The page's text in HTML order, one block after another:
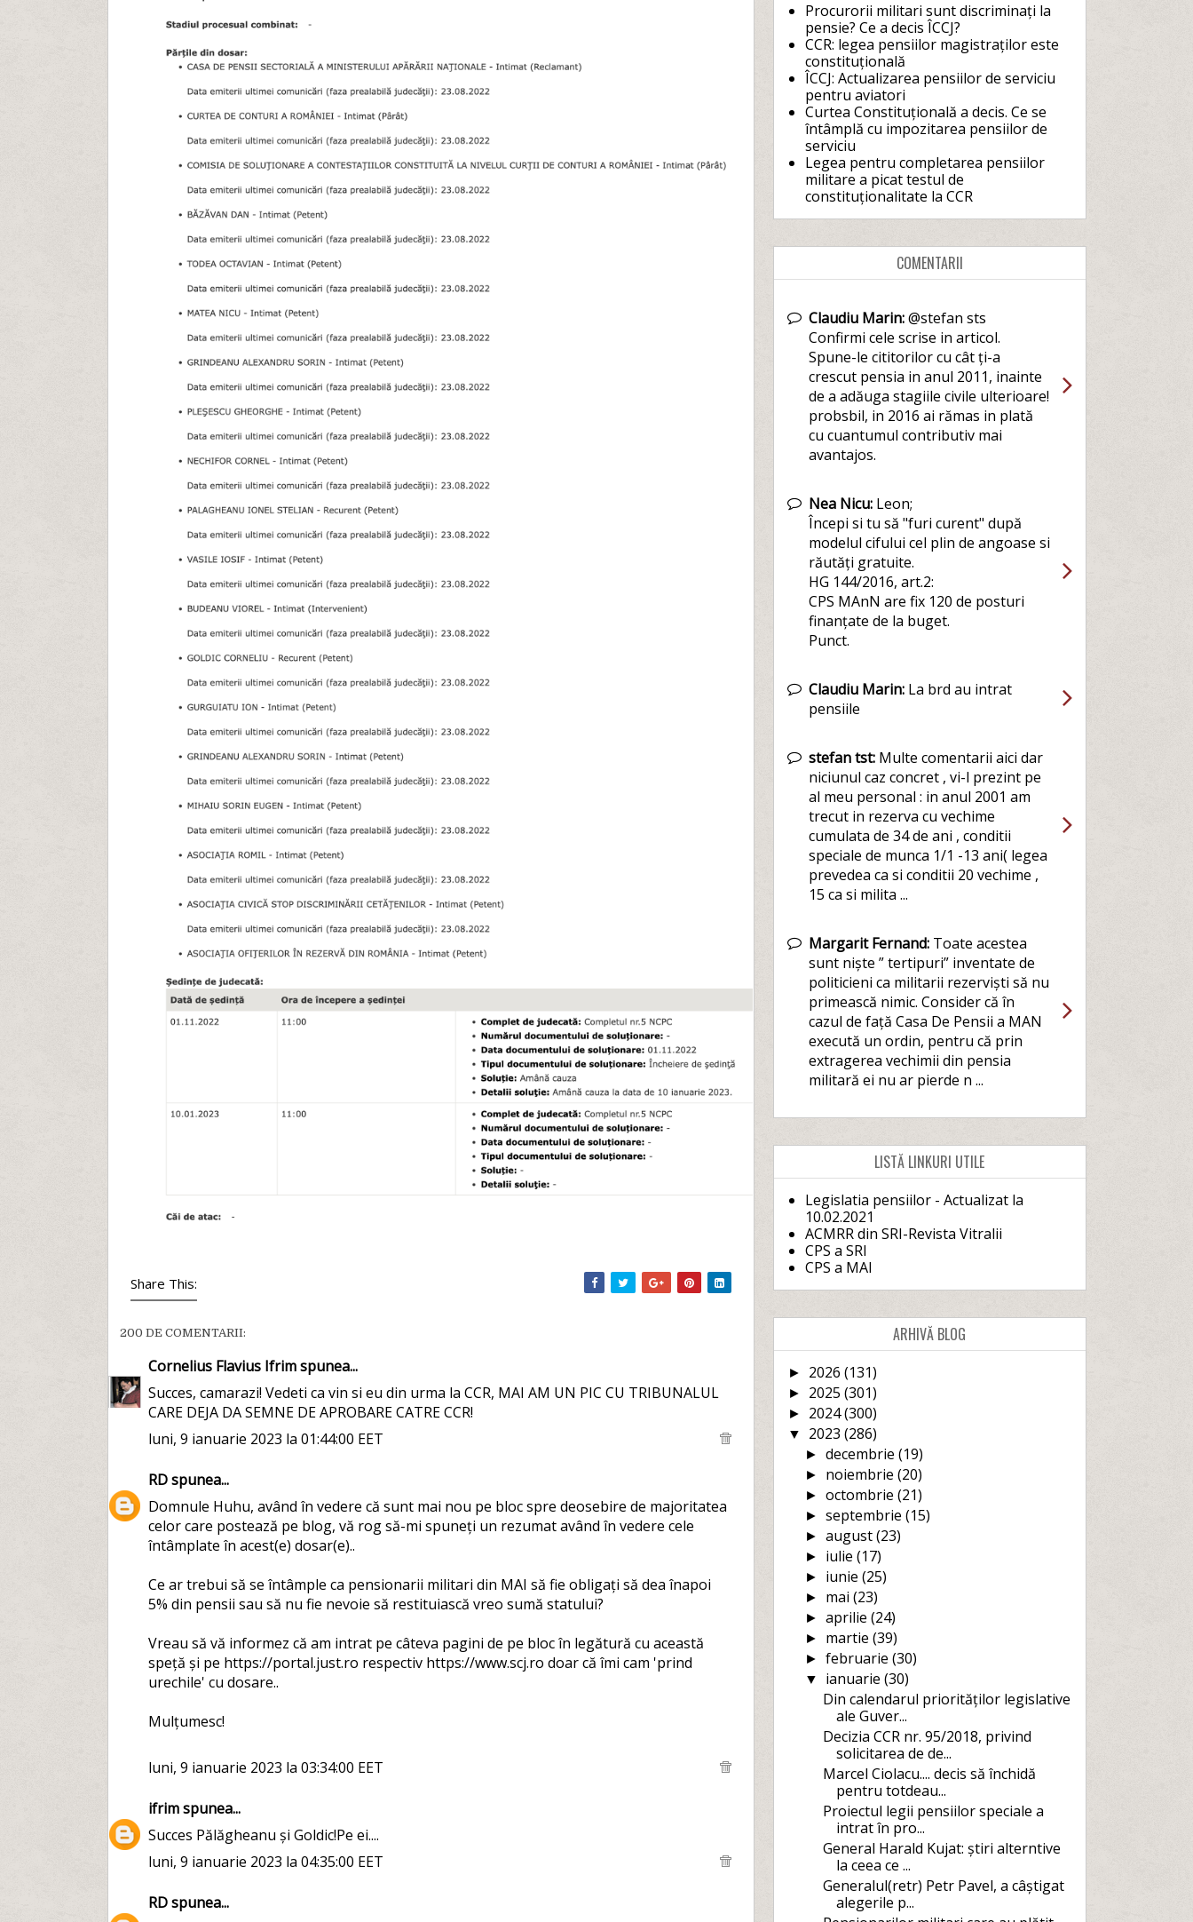
Share This:
200 DE COMENTARII:
Cornelius Flavius Ifrimspunea...
Succes, camarazi! Vedeti ca vin si eu din urma la CCR, MAI AM UN PIC CU TRIBUNALUL
CARE DEJA DA SEMNE DE APROBARE CATRE CCR!
luni, 9 ianuarie 2023 la 01:44:00 EET
RDspunea...
Domnule Huhu, având în vedere că sunt mai nou pe bloc spre deosebire de majoritatea
celor care postează pe blog, vă rog să-mi spuneți un rezumat având în vedere cele
întâmplate în acest(e) dosar(e)..
Ce ar trebui să se întâmple ca pensionarii militari din MAI să fie obligați să dea înapoi
5% din pensii sau să nu fie nevoie să restituiască vreo sumă statului?
Vreau să vă informez că am intrat pe câteva pagini de pe bloc în legătură cu această
speță și pe https://portal.just.ro respectiv https://www.scj.ro doar că îmi cam 'prind
urechile' cu dosare..
Mulțumesc!
luni, 9 ianuarie 2023 la 03:34:00 EET
ifrimspunea...
Succes Pălăgheanu și Goldic!Pe ei....
luni, 9 ianuarie 2023 la 04:35:00 EET
RDspunea...
Procurorii militari sunt discriminați la
pensie? Ce a decis ÎCCJ?
CCR: legea pensiilor magistraților este
constituțională
ÎCCJ: Actualizarea pensiilor de serviciu
pentru aviatori
Curtea Constituțională a decis. Ce se
întâmplă cu impozitarea pensiilor de
serviciu
Legea pentru completarea pensiilor
militare a picat testul de
constituționalitate la CCR
COMENTARII
Claudiu Marin:@stefan sts
Confirmi cele scrise in articol.
Spune-le cititorilor cu cât ți-a
crescut pensia in anul 2011, inainte
de a adăuga stagiile civile ulterioare!
probsbil, in 2016 ai rămas in plată
cu cuantumul contributiv mai
avantajos.
Nea Nicu:Leon;
Începi si tu să "furi curent" după
modelul cifului cel plin de angoase si
răutăți gratuite.
HG 144/2016, art.2:
CPS MAnN are fix 120 de posturi
finanțate de la buget.
Punct.
Claudiu Marin:La brd au intrat
pensiile
stefan tst:Multe comentarii aici dar
niciunul caz concret , vi-l prezint pe
al meu personal : in anul 2001 am
trecut in rezerva cu vechime
cumulata de 34 de ani , conditii
speciale de munca 1/1 -13 ani( legea
prevedea ca si conditii 20 vechime ,
15 ca si milita ...
Margarit Fernand:Toate acestea
sunt niște ” tertipuri” inventate de
politicieni ca militarii rezerviști să nu
primească nimic. Consider că în
cazul de față Casa De Pensii a MAN
execută un ordin, pentru că prin
extragerea vechimii din pensia
militară ei nu ar pierde n ...
LISTĂ LINKURI UTILE
Legislatia pensiilor - Actualizat la
10.02.2021
ACMRR din SRI-Revista Vitralii
CPS a SRI
CPS a MAI
ARHIVĂ BLOG
► 2026 (131)
► 2025 (301)
► 2024(300)
▼ 2023 (286)
► decembrie (19)
► noiembrie (20)
► octombrie (21)
► septembrie (15)
► august(23)
► iulie (17)
► iunie (25)
► mai (23)
► aprilie (24)
► martie (39)
► februarie (30)
▼ ianuarie (30)
Din calendarul priorităților legislative
ale Guver...
Decizia CCR nr. 95/2018, privind
solicitarea de de...
Marcel Ciolacu.... decis să închidă
pentru totdeau...
Proiectul legii pensiilor speciale a
intrat în pro...
General Harald Kujat: știri alterntive
la ceea ce ...
Generalul(retr) Petr Pavel, a câștigat
alegerile p...